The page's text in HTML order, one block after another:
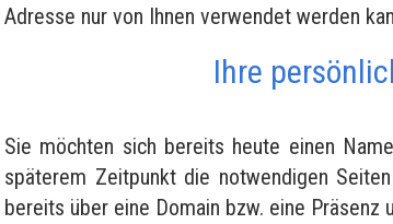
Adresse nur von Ihnen verwendet werden
Ihre
Sie möchten sich bereits heute einen
späterem Zeitpunkt die notwendigen
bereits über eine Domain bzw. eine